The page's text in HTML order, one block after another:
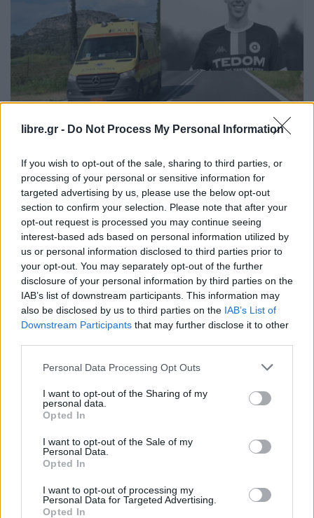
libre.gr - Do Not Process My Personal Information
If you wish to opt-out of the sale, sharing to third parties, or
processing of your personal or sensitive information for
targeted advertising by us, please use the below opt-out
section to confirm your selection. Please note that after your
opt-out request is processed you may continue seeing
interest-based ads based on personal information utilized by
us or personal information disclosed to third parties prior to
your opt-out. You may separately opt-out of the further
disclosure of your personal information by third parties on the
IAB’s list of downstream participants. This information may
also be disclosed by us to third parties on the IAB’s List of
Downstream Participants that may further disclose it to other
Personal Data Processing Opt Outs
I want to opt-out of the Sharing of my
personal data.
Opted In
I want to opt-out of the Sale of my
Personal Data.
Opted In
I want to opt-out of processing my
Personal Data for Targeted Advertising.
Opted In
Τραγωδία στη Ρόδο: Νεκρός 19χρονος
Τσέχος ποδοσφαιριστής-
Παρασύρθηκε από φορτηγάκι
Η Συντακτική ομάδα του Libre
7 Ιουλίου, 2026
Μια ανείπωτη τραγωδία σημειώθηκε στη Ρόδο,
όπου ο 19χρονος Τσέχος ποδοσφαιριστής
Ντέιβιντ Γέραμπεκ έχασε τη ζωή του σε τροχαίο
δυστύχημα κατά τη διάρκεια των διακοπών του
ΠΕΡΙΣΣΌΤΕΡΑ ...